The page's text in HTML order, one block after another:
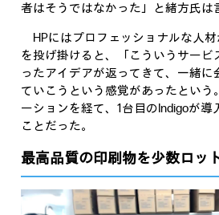
者はそうではなかった」と緒方氏は
HPにはプロフェッショナルな人
を投げ掛けると、「こういうサービ
ったアイデアが返ってきて、一緒に
ていこうという感覚があったという
ーションを経て、1台目のIndigoが導
ことだった。
最高品質の印刷物を少数ロッ